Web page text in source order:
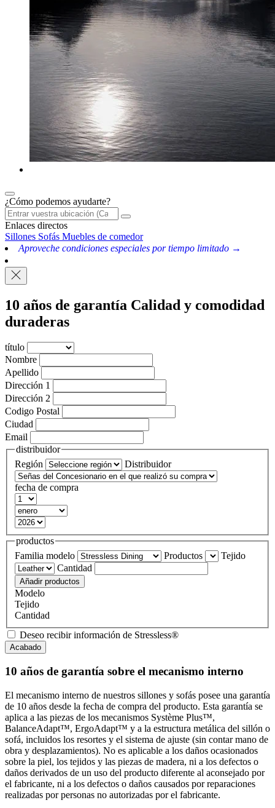
¿Cómo podemos ayudarte?
Enlaces directos
Sillones Sofás Muebles de comedor
Aproveche condiciones especiales por tiempo limitado →
10 años de garantía Calidad y comodidad
duraderas
título
Nombre
Apellido
Dirección 1
Dirección 2
Codigo Postal
Ciudad
Email
distribuidor
Región
Distribuidor
fecha de compra
productos
Familia modelo
Productos
Tejido
Cantidad
Modelo
Tejido
Cantidad
Deseo recibir información de Stressless®
10 años de garantía sobre el mecanismo interno
El mecanismo interno de nuestros sillones y sofás posee una garantía
de 10 años desde la fecha de compra del producto. Esta garantía se
aplica a las piezas de los mecanismos Système Plus™,
BalanceAdapt™, ErgoAdapt™ y a la estructura metálica del sillón o
sofá, incluidos los resortes y el sistema de ajuste (sin contar mano de
obra y desplazamientos). No es aplicable a los daños ocasionados
sobre la piel, los tejidos y las piezas de madera, ni a los defectos o
daños derivados de un uso del producto diferente al aconsejado por
el fabricante, ni a los defectos o daños causados por reparaciones
realizadas por personas no autorizadas por el fabricante.